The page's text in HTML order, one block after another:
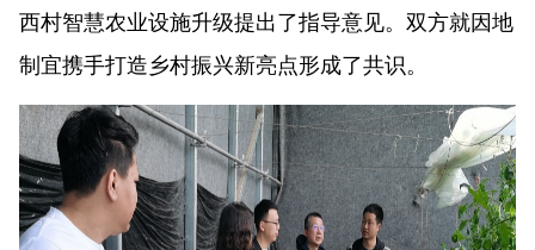
西村智慧农业设施升级提出了指导意见。双方就因地
制宜携手打造乡村振兴新亮点形成了共识。